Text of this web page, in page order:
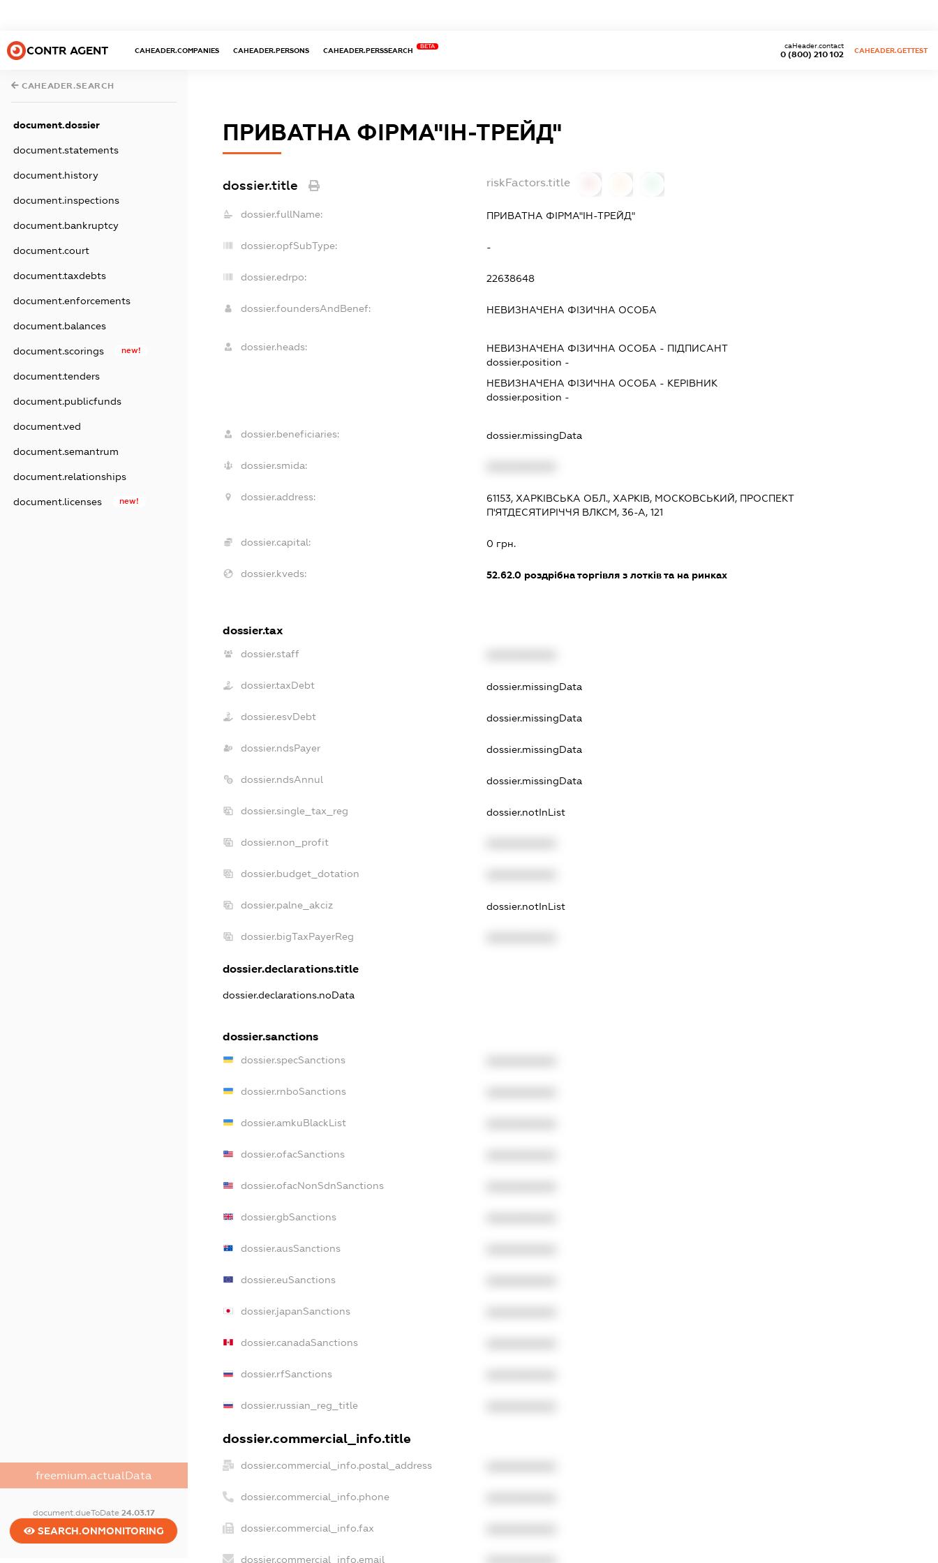
CONTR AGENT CAHEADER.COMPANIES CAHEADER.PERSONS CAHEADER.PERSSEARCH
BETA
0 (800) 210 102
caHeader.contact
CAHEADER.GETTEST
CAHEADER.SEARCH
document.dossier
document.statements
document.history
document.inspections
document.bankruptcy
document.court
document.taxdebts
document.enforcements
document.balances
document.scorings new!
document.tenders
document.publicfunds
document.ved
document.semantrum
document.relationships
document.licenses new!
freemium.actualData
document.dueToDate 24.03.17
SEARCH.ONMONITORING
ПРИВАТНА ФІРМА"ІН-ТРЕЙД"
dossier.title riskFactors.title
dossier.fullName: ПРИВАТНА ФІРМА"ІН-ТРЕЙД"
dossier.opfSubType: -
dossier.edrpo: 22638648
dossier.foundersAndBenef: НЕВИЗНАЧЕНА ФІЗИЧНА ОСОБА
dossier.heads: НЕВИЗНАЧЕНА ФІЗИЧНА ОСОБА - ПІДПИСАНТ
dossier.position -
НЕВИЗНАЧЕНА ФІЗИЧНА ОСОБА - КЕРІВНИК
dossier.position -
dossier.beneficiaries: dossier.missingData
dossier.smida:
dossier.address:
61153, ХАРКІВСЬКА ОБЛ., ХАРКІВ, МОСКОВСЬКИЙ, ПРОСПЕКТ
П'ЯТДЕСЯТИРІЧЧЯ ВЛКСМ, 36-А, 121
dossier.capital: 0 грн.
dossier.kveds: 52.62.0 роздрібна торгівля з лотків та на ринках
dossier.tax
dossier.staff
dossier.taxDebt dossier.missingData
dossier.esvDebt dossier.missingData
dossier.ndsPayer dossier.missingData
dossier.ndsAnnul dossier.missingData
dossier.single_tax_reg dossier.notInList
dossier.non_profit
dossier.budget_dotation
dossier.palne_akciz dossier.notInList
dossier.bigTaxPayerReg
dossier.declarations.title
dossier.declarations.noData
dossier.sanctions
dossier.specSanctions
dossier.rnboSanctions
dossier.amkuBlackList
dossier.ofacSanctions
dossier.ofacNonSdnSanctions
dossier.gbSanctions
dossier.ausSanctions
dossier.euSanctions
dossier.japanSanctions
dossier.canadaSanctions
dossier.rfSanctions
dossier.russian_reg_title
dossier.commercial_info.title
dossier.commercial_info.postal_address
dossier.commercial_info.phone
dossier.commercial_info.fax
dossier.commercial_info.email